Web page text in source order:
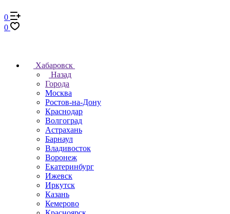
0
0
Хабаровск
Назад
Города
Москва
Ростов-на-Дону
Краснодар
Волгоград
Астрахань
Барнаул
Владивосток
Воронеж
Екатеринбург
Ижевск
Иркутск
Казань
Кемерово